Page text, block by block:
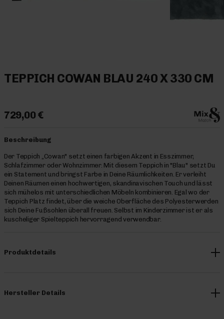
TEPPICH COWAN BLAU 240 X 330 CM
729,00 €
Beschreibung
Der Teppich „Cowan" setzt einen farbigen Akzent in Esszimmer,
Schlafzimmer oder Wohnzimmer. Mit diesem Teppich in "Blau" setzt Du
ein Statement und bringst Farbe in Deine Räumlichkeiten. Er verleiht
Deinen Räumen einen hochwertigen, skandinavischen Touch und lässt
sich mühelos mit unterschiedlichen Möbeln kombinieren. Egal wo der
Teppich Platz findet, über die weiche Oberfläche des Polyesterwerden
sich Deine Fußsohlen überall freuen. Selbst im Kinderzimmer ist er als
kuscheliger Spielteppich hervorragend verwendbar.
Produktdetails
Hersteller Details